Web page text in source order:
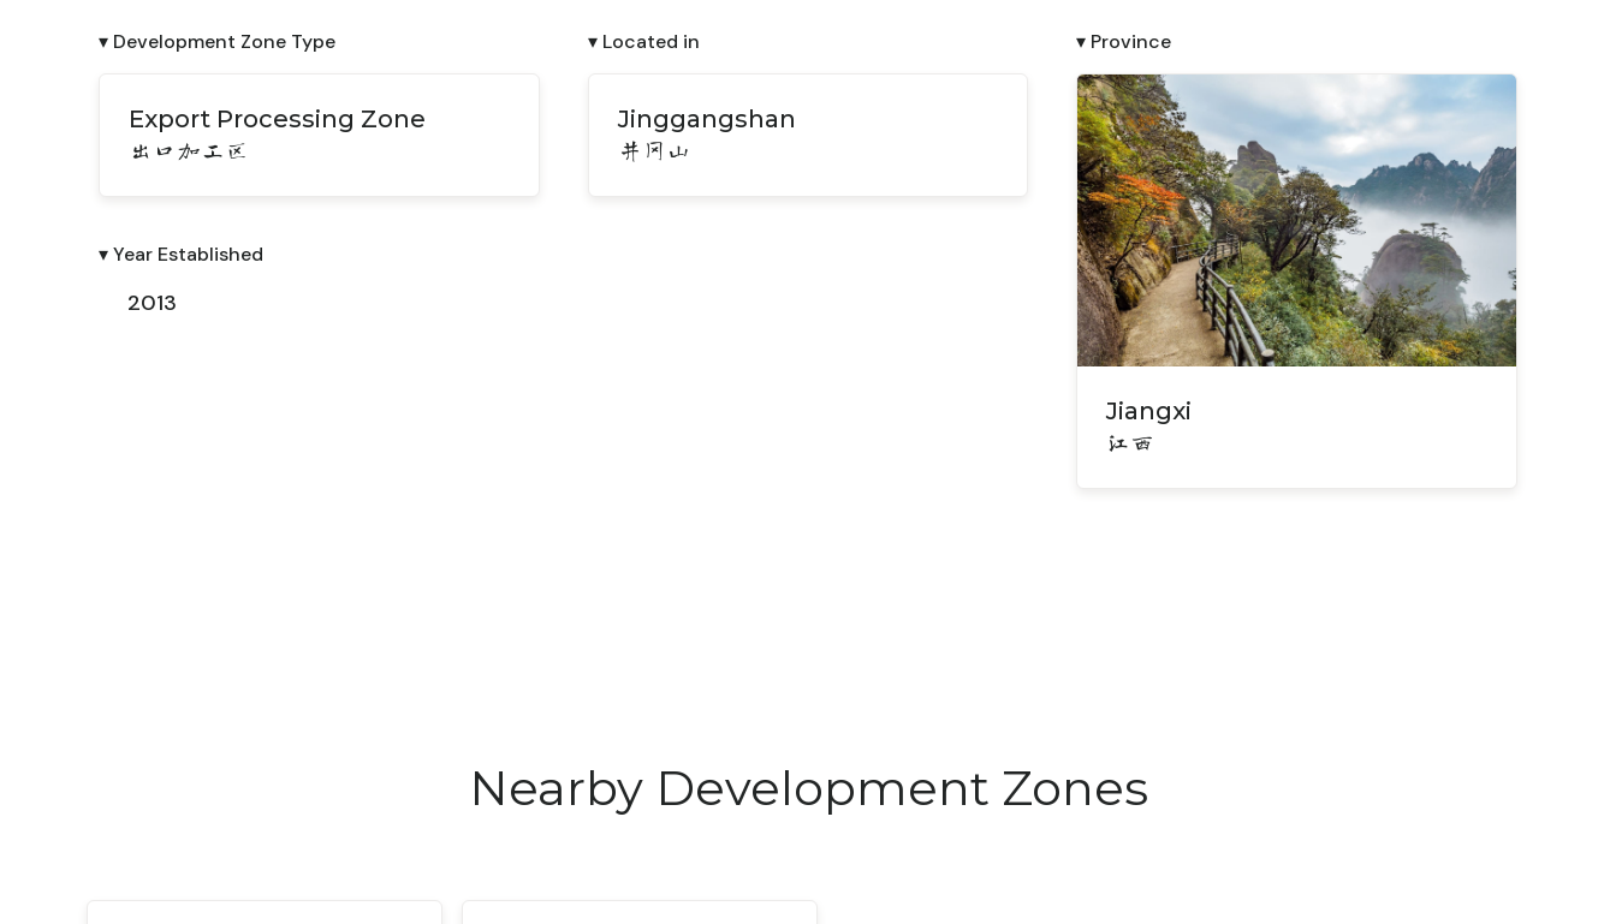
▾ Development Zone Type
Export Processing Zone
出口加工区
▾ Year Established
2013
▾ Located in
Jinggangshan
井冈山
▾ Province
Jiangxi
江西
Nearby Development Zones